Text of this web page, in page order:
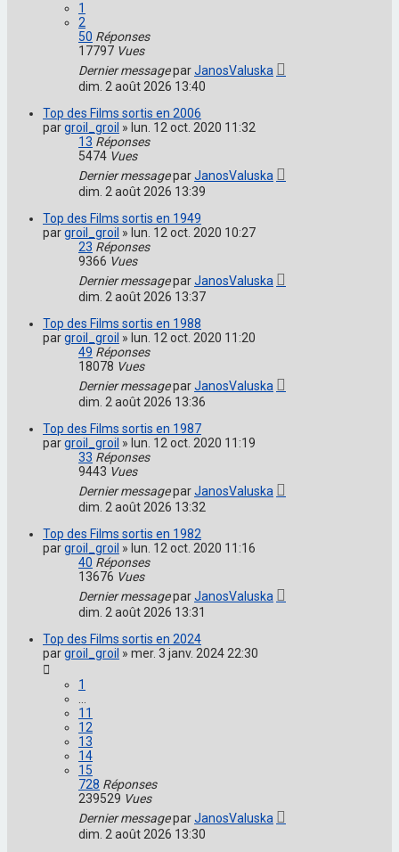
1
2
50 Réponses
17797 Vues
Dernier messageparJanosValuska
dim. 2 août 2026 13:40
Top des Films sortis en 2006
pargroil_groil » lun. 12 oct. 2020 11:32
13 Réponses
5474 Vues
Dernier messageparJanosValuska
dim. 2 août 2026 13:39
Top des Films sortis en 1949
pargroil_groil » lun. 12 oct. 2020 10:27
23 Réponses
9366 Vues
Dernier messageparJanosValuska
dim. 2 août 2026 13:37
Top des Films sortis en 1988
pargroil_groil » lun. 12 oct. 2020 11:20
49 Réponses
18078 Vues
Dernier messageparJanosValuska
dim. 2 août 2026 13:36
Top des Films sortis en 1987
pargroil_groil » lun. 12 oct. 2020 11:19
33 Réponses
9443 Vues
Dernier messageparJanosValuska
dim. 2 août 2026 13:32
Top des Films sortis en 1982
pargroil_groil » lun. 12 oct. 2020 11:16
40 Réponses
13676 Vues
Dernier messageparJanosValuska
dim. 2 août 2026 13:31
Top des Films sortis en 2024
pargroil_groil » mer. 3 janv. 2024 22:30
1
11
12
13
14
15
728 Réponses
239529 Vues
Dernier messageparJanosValuska
dim. 2 août 2026 13:30